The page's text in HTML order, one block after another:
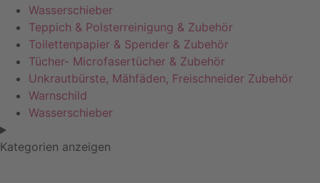
Wasserschieber
Teppich & Polsterreinigung & Zubehör
Toilettenpapier & Spender & Zubehör
Tücher- Microfasertücher & Zubehör
Unkrautbürste, Mähfäden, Freischneider Zubehör
Warnschild
Wasserschieber
Kategorien anzeigen